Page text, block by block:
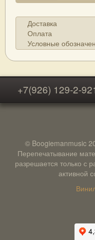
Доставка
Оплата
Условные
+7(926) 129-2-
© Boogiemanmusic
Перепечатывание
разрешается только с
активной